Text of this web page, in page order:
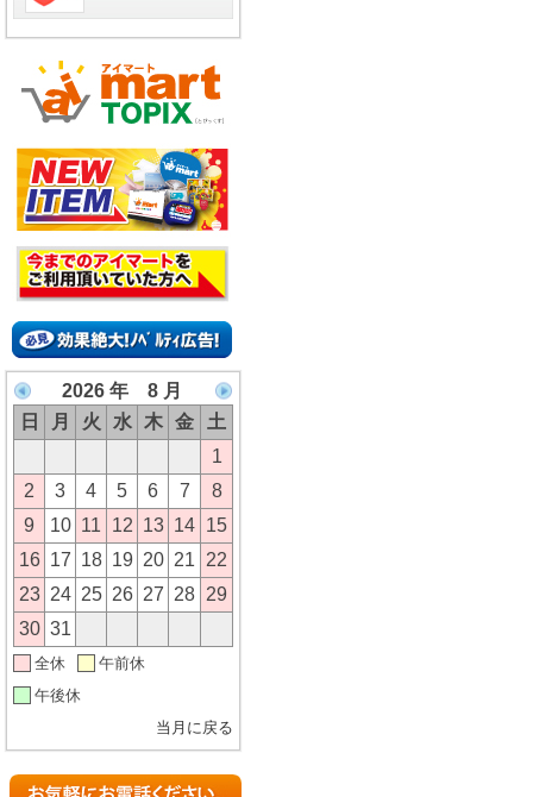
2026 年 8 月
日
月 火 水 木 金
土
1
2
3 4 5 6 7
8
9
10 11 12 13 14 15
16 17 18 19 20 21
22
23 24 25 26 27 28 29
30 31
全休
午前休
午後休
当月に戻る